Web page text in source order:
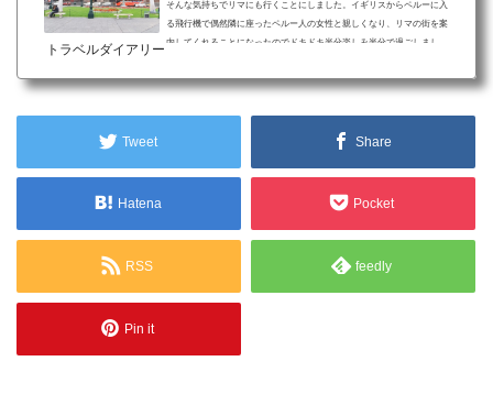
そんな気持ちでリマにも行くことにしました。イギリスからペルーに入
る飛行機で偶然隣に座ったペルー人の女性と親しくなり、リマの街を案
内してくれることになったのでドキドキ半分楽しみ半分で過ごしまし
回避しながら、十分楽しめるスリリングな街 日本人であることを誇りに
ュピチュとは全く違い、危険も伴う（南米なので...
トラベルダイアリー
Tweet Share
Hatena Pocket
RSS feedly
Pin it